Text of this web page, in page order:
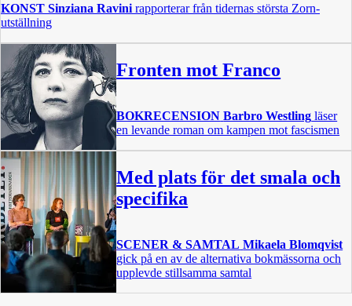
KONST Sinziana Ravini rapporterar från tidernas största Zorn-
utställning
Fronten mot Franco
BOKRECENSION Barbro Westling läser
en levande roman om kampen mot fascismen
Med plats för det smala och
specifika
SCENER & SAMTAL Mikaela Blomqvist
gick på en av de alternativa bokmässorna och
upplevde stillsamma samtal